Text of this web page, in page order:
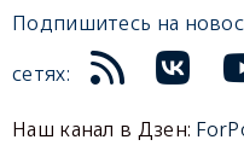
Подпишитесь на
сетях:
Наш канал в Дзен: